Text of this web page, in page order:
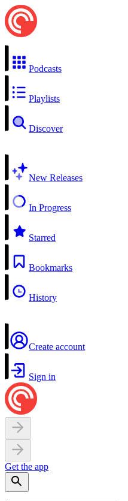
Podcasts
Playlists
Discover
New Releases
In Progress
Starred
Bookmarks
History
Create account
Sign in
Get the app